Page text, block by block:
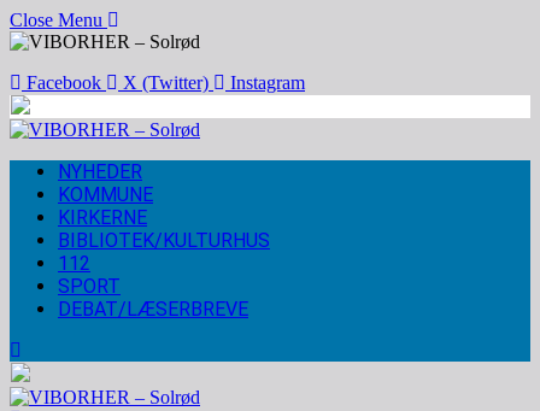
Close Menu
Facebook X (Twitter) Instagram
NYHEDER
KOMMUNE
KIRKERNE
BIBLIOTEK/KULTURHUS
112
SPORT
DEBAT/LÆSERBREVE